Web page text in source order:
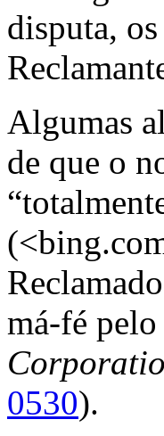
disputa,
Algumas
de que o
má-fé
0530).